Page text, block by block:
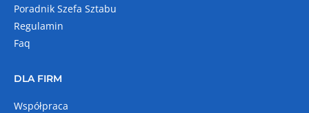
Poradnik Szefa Sztabu
Regulamin
Faq
DLA FIRM
Współpraca